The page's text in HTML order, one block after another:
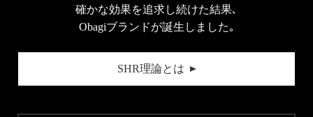
確かな効果を追求し続けた結果､
Obagiブランドが誕生しました｡
SHR理論とは